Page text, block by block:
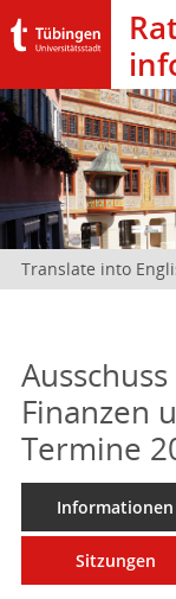
Translate into
Finanzen
Termine
Informationen
Sitzungen